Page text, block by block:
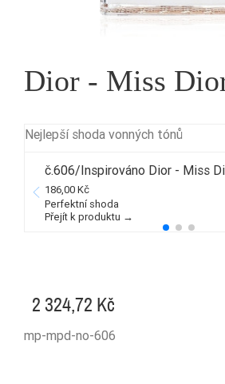
Dior - Miss
Nejlepší shoda vonných tónů
č.606/Inspirováno Dior - Miss
186,00 Kč
Perfektní shoda
Přejít k produktu →
2 324,72 Kč
mp-mpd-no-606